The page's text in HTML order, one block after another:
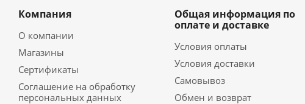
Компания
О компании
Магазины
Сертификаты
Соглашение на обработку
персональных данных
Общая информация по
оплате и доставке
Условия оплаты
Условия доставки
Самовывоз
Обмен и возврат